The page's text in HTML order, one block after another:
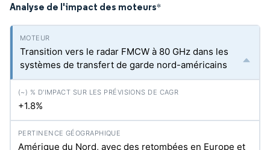
Analyse de l'impact des moteurs*
Transition vers le radar FMCW à 80 GHz dans les
systèmes de transfert de garde nord-américains
+1.8%
Amérique du Nord, avec des retombées en Europe et